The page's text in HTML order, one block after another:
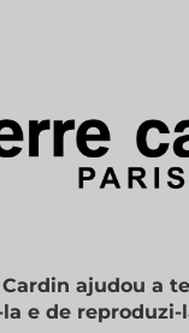
ajudou a
e de reproduzi-